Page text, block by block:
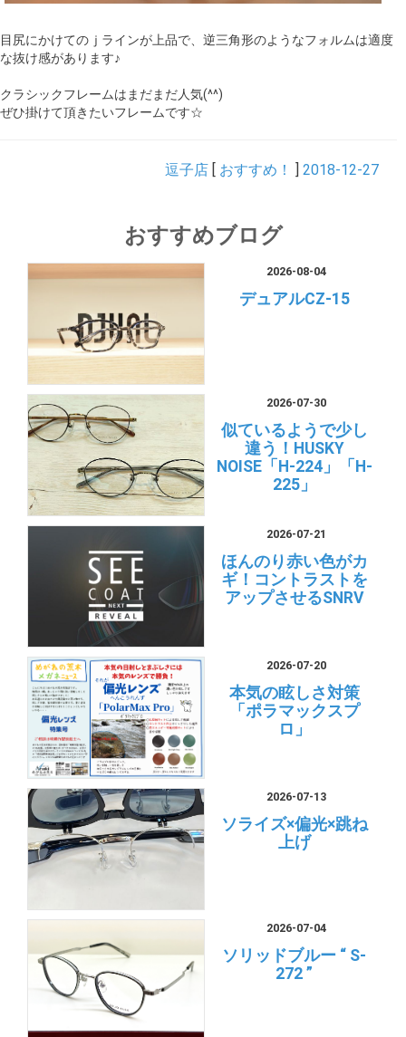
目尻にかけてのｊラインが上品で、逆三角形のようなフォルムは適度
な抜け感があります♪
クラシックフレームはまだまだ人気(^^)
ぜひ掛けて頂きたいフレームです☆
逗子店 おすすめ！ 2018-12-27
おすすめブログ
2026-08-04
デュアルCZ-15
2026-07-30
似ているようで少し
違う！HUSKY
NOISE「H-224」「H-
225」
2026-07-21
ほんのり赤い色がカ
ギ！コントラストを
アップさせるSNRV
2026-07-20
本気の眩しさ対策
「ポラマックスプ
ロ」
2026-07-13
ソライズ×偏光×跳ね
上げ
2026-07-04
ソリッドブルー “ S-
272 ”